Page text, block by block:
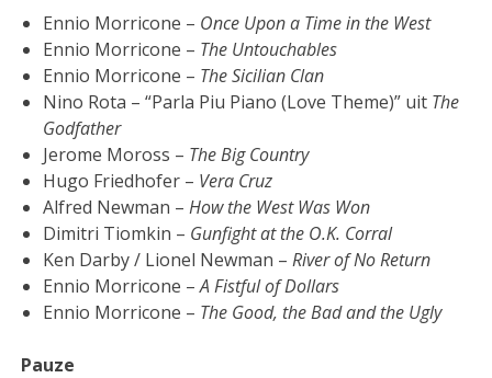
Ennio Morricone – Once Upon a Time in the West
Ennio Morricone – The Untouchables
Ennio Morricone – The Sicilian Clan
Nino Rota – “Parla Piu Piano (Love Theme)” uit The
Godfather
Jerome Moross – The Big Country
Hugo Friedhofer – Vera Cruz
Alfred Newman –How the West Was Won
Dimitri Tiomkin – Gunfight at the O.K. Corral
Ken Darby / Lionel Newman –River of No Return
Ennio Morricone –A Fistful of Dollars
Ennio Morricone – The Good, the Bad and the Ugly
Pauze